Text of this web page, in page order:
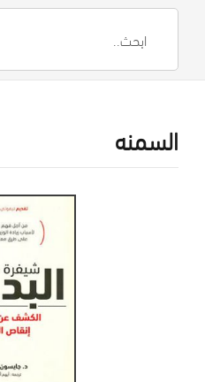
السمنه